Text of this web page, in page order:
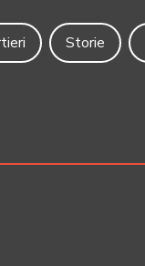
Storie